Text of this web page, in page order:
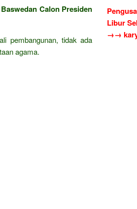
Calon Presiden
pembangunan, tidak ada
agama.
Libur
→→